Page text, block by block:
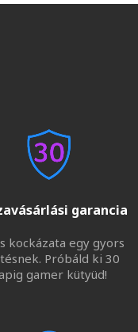
garancia
kockázata egy gyors
Próbáld ki 30
gamer kütyüd!